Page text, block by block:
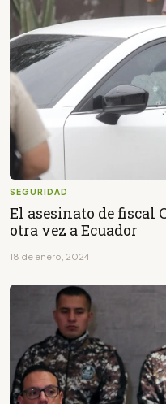
SEGURIDAD
El asesinato de fiscal
otra vez a Ecuador
18 de enero, 2024